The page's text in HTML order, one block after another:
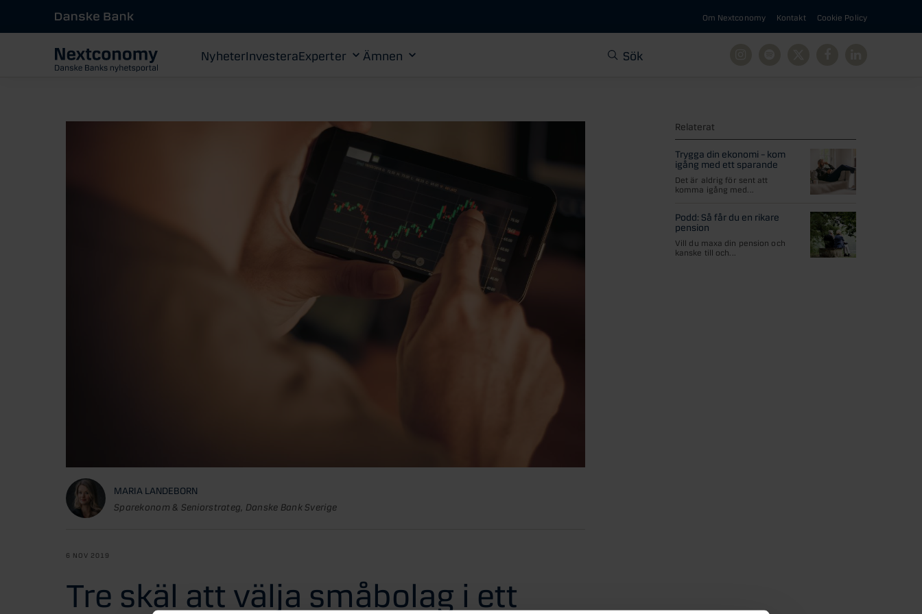
Om Nextconomy Kontakt Cookie Policy
NyheterInvesteraExperter Ämnen Sök
MARIA LANDEBORN
Sparekonom & Seniorstrateg, Danske Bank Sverige
6 NOV 2019
Tre skäl att välja småbolag i ett
Relaterat
Trygga din ekonomi – kom
igång med ett sparande
Det är aldrig för sent att
komma igång med...
Podd: Så får du en rikare
pension
Vill du maxa din pension och
kanske till och...